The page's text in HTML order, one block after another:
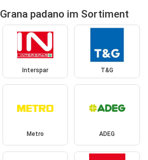
padano im Sortiment
Interspar T&G
Metro ADEG